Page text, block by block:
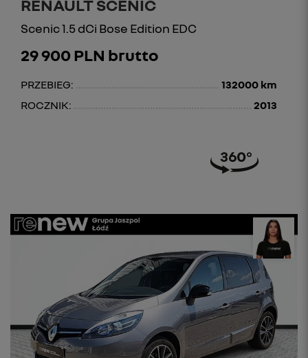
RENAULT SCENIC
Scenic 1.5 dCi Bose Edition EDC
29 900 PLN brutto
PRZEBIEG:
132000 km
ROCZNIK:
2013